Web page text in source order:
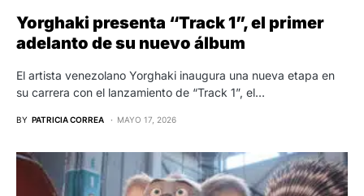
Yorghaki presenta “Track 1”, el primer
adelanto de su nuevo álbum
El artista venezolano Yorghaki inaugura una nueva etapa en
su carrera con el lanzamiento de “Track 1”, el…
BY PATRICIA CORREA MAYO 17, 2026